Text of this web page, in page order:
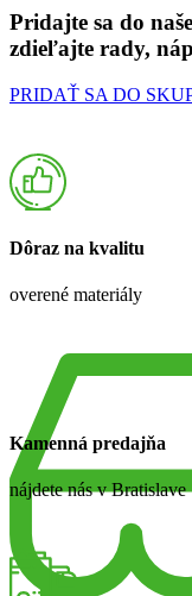
Pridajte sa do
zdieľajte rady,
PRIDAŤ SA DO
Dôraz na kvalitu
overené materiály
Kamenná predajňa
nájdete nás v Bratislave